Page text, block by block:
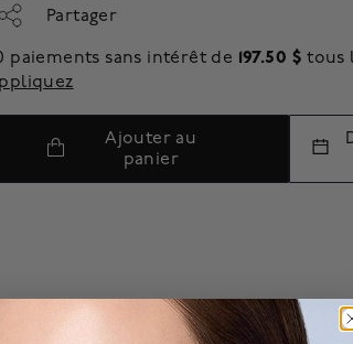
Partager
paiements sans intérêt de 197.50 $ tous
Ajouter au
panier